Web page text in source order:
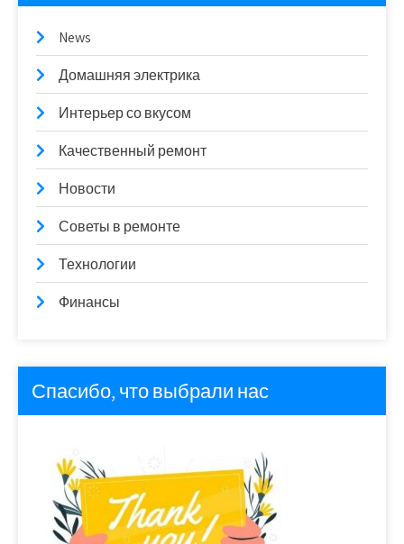
News
Домашняя электрика
Интерьер со вкусом
Качественный ремонт
Новости
Советы в ремонте
Технологии
Финансы
Спасибо, что выбрали нас